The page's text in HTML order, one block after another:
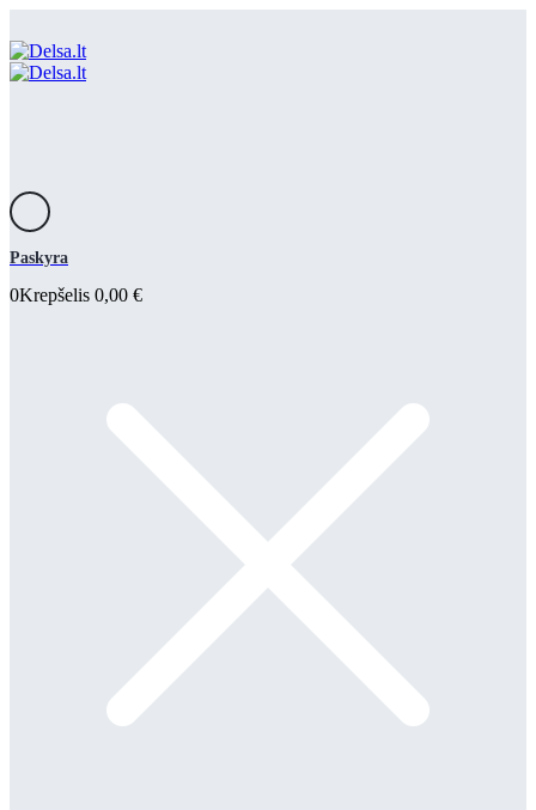
Paskyra
0Krepšelis 0,00 €